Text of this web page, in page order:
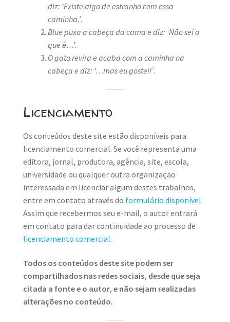
diz: ‘Existe algo de estranho com essa
caminha.’.
Blue puxa a cabeça da cama e diz: ‘Não sei o
que é…’.
O gato revira e acaba com a caminha na
cabeça e diz: ‘…mas eu gostei!’.
Licenciamento
Os conteúdos deste site estão disponíveis para
licenciamento comercial. Se você representa uma
editora, jornal, produtora, agência, site, escola,
universidade ou qualquer outra organização
interessada em licenciar algum destes trabalhos,
entre em contato através do formulário disponível.
Assim que recebermos seu e-mail, o autor entrará
em contato para dar continuidade ao processo de
licenciamento comercial.
Todos os conteúdos deste site podem ser
compartilhados nas redes sociais, desde que seja
citada a fonte e o autor, e não sejam realizadas
alterações no conteúdo.